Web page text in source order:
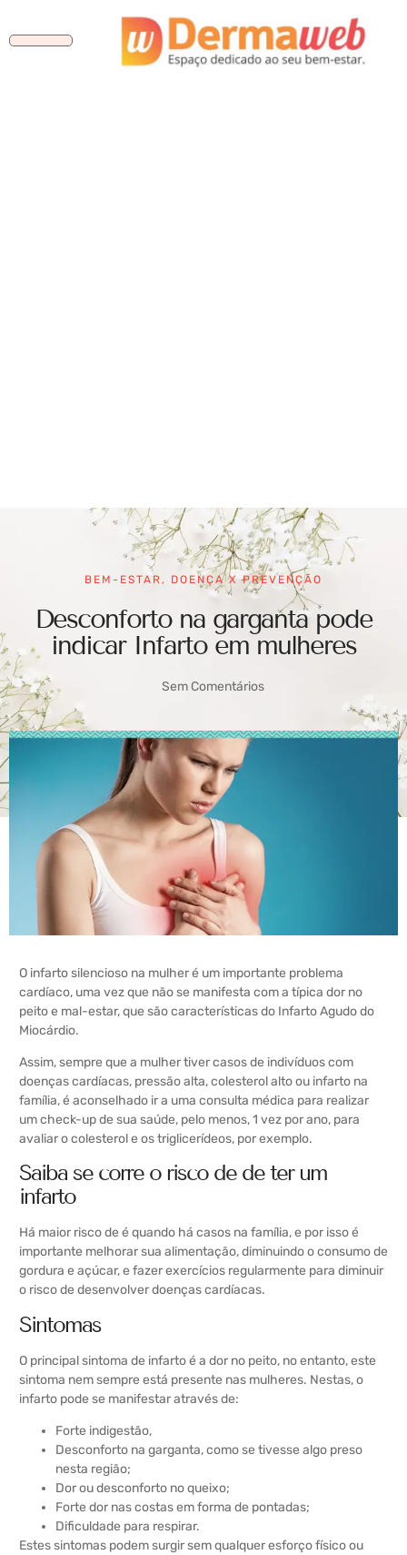
BEM-ESTAR , DOENÇA X PREVENÇÃO
Desconforto na garganta pode
indicar Infarto em mulheres
Sem Comentários
O infarto silencioso na mulher é um importante problema
cardíaco, uma vez que não se manifesta com a típica dor no
peito e mal-estar, que são características do Infarto Agudo do
Miocárdio.
Assim, sempre que a mulher tiver casos de indivíduos com
doenças cardíacas, pressão alta, colesterol alto ou infarto na
família, é aconselhado ir a uma consulta médica para realizar
um check-up de sua saúde, pelo menos, 1 vez por ano, para
avaliar o colesterol e os triglicerídeos, por exemplo.
Saiba se corre o risco de de ter um
infarto
Há maior risco de é quando há casos na família, e por isso é
importante melhorar sua alimentação, diminuindo o consumo de
gordura e açúcar, e fazer exercícios regularmente para diminuir
o risco de desenvolver doenças cardíacas.
Sintomas
O principal sintoma de infarto é a dor no peito, no entanto, este
sintoma nem sempre está presente nas mulheres. Nestas, o
infarto pode se manifestar através de:
Forte indigestão,
Desconforto na garganta, como se tivesse algo preso
nesta região;
Dor ou desconforto no queixo;
Forte dor nas costas em forma de pontadas;
Dificuldade para respirar.
Estes sintomas podem surgir sem qualquer esforço físico ou